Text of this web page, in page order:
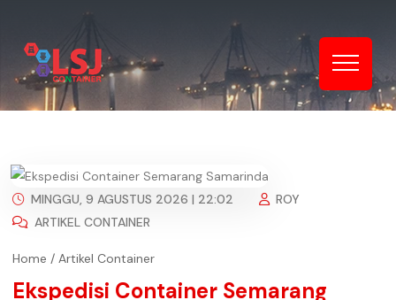
MINGGU, 9 AGUSTUS 2026 | 22:02
ROY
ARTIKEL CONTAINER
Home / Artikel Container
Ekspedisi Container Semarang